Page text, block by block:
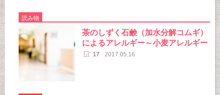
読み物
茶のしずく石鹸（加水分解コムギ）
によるアレルギー～小麦アレルギー
17 2017.05.16